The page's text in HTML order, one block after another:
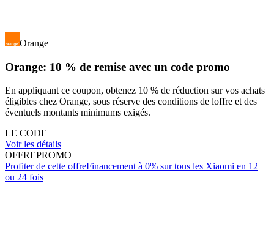
Orange
Orange: 10 % de remise avec un code promo
En appliquant ce coupon, obtenez 10 % de réduction sur vos achats
éligibles chez Orange, sous réserve des conditions de loffre et des
éventuels montants minimums exigés.
LE CODE
Voir les détails
OFFREPROMO
Profiter de cette offreFinancement à 0% sur tous les Xiaomi en 12
ou 24 fois